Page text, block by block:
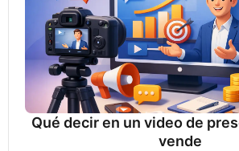
Qué decir en un video de
vende